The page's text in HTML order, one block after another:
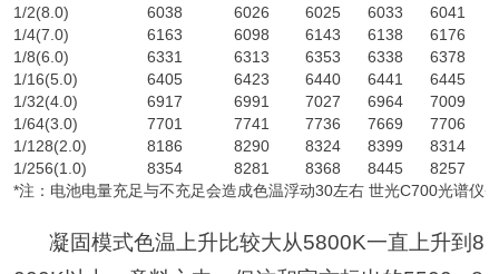
1/2(8.0)
6038 6026 6025 6033 6041
1/4(7.0)
6163 6098 6143 6138 6176
1/8(6.0)
6331 6313 6353 6338 6378
1/16(5.0)
6405 6423 6440 6441 6445
1/32(4.0)
6917 6991 7027 6964 7009
1/64(3.0)
7701 7741 7736 7669 7706
1/128(2.0)
8186 8290 8324 8399 8314
1/256(1.0)
8354 8281 8368 8445 8257
*注：电池电量充足与不充足会造成色温浮动30左右 世光C700光谱仪
凝固模式色温上升比较大从5800K一直上升到8